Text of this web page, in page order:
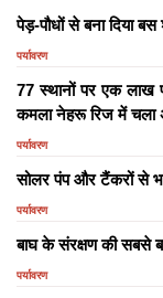
पेड़-पौधों से बना दिया
पर्यावरण
77 स्थानों पर एक लाख
कमला नेहरू रिज में चला
पर्यावरण
सोलर पंप और टैंकरों से
पर्यावरण
बाघ के संरक्षण की सबसे
पर्यावरण